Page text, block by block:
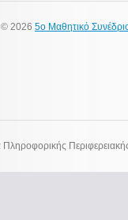
2026 5ο Μαθητικό
Πληροφορικής